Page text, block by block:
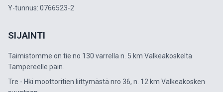
Y-tunnus: 0766523-2
SIJAINTI
Taimistomme on tie no 130 varrella n. 5 km Valkeakoskelta
Tampereelle päin.
Tre - Hki moottoritien liittymästä nro 36, n. 12 km Valkeakosken